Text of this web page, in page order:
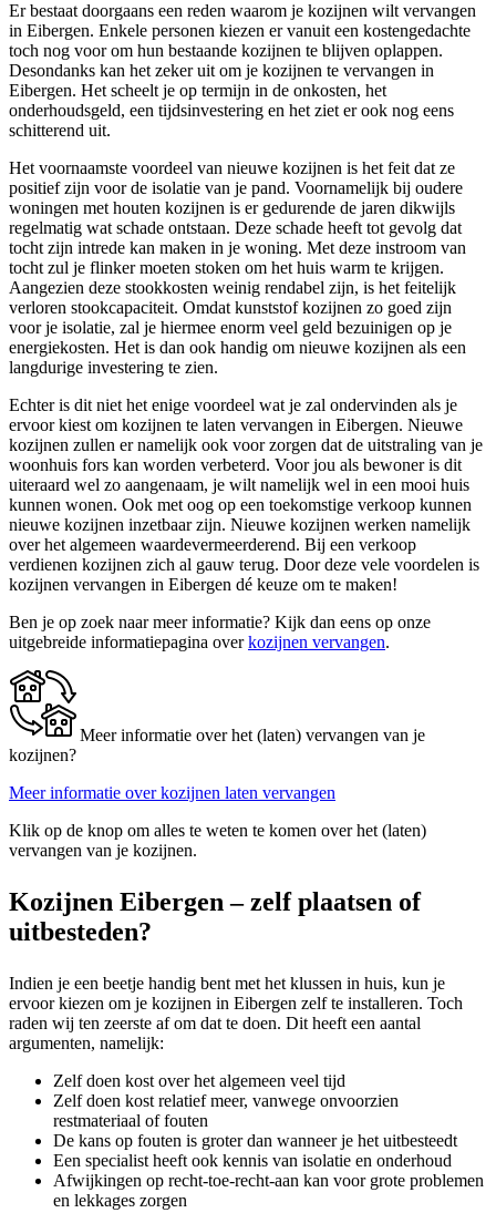
Er bestaat doorgaans een reden waarom je kozijnen wilt vervangen
in Eibergen. Enkele personen kiezen er vanuit een kostengedachte
toch nog voor om hun bestaande kozijnen te blijven oplappen.
Desondanks kan het zeker uit om je kozijnen te vervangen in
Eibergen. Het scheelt je op termijn in de onkosten, het
onderhoudsgeld, een tijdsinvestering en het ziet er ook nog eens
schitterend uit.
Het voornaamste voordeel van nieuwe kozijnen is het feit dat ze
positief zijn voor de isolatie van je pand. Voornamelijk bij oudere
woningen met houten kozijnen is er gedurende de jaren dikwijls
regelmatig wat schade ontstaan. Deze schade heeft tot gevolg dat
tocht zijn intrede kan maken in je woning. Met deze instroom van
tocht zul je flinker moeten stoken om het huis warm te krijgen.
Aangezien deze stookkosten weinig rendabel zijn, is het feitelijk
verloren stookcapaciteit. Omdat kunststof kozijnen zo goed zijn
voor je isolatie, zal je hiermee enorm veel geld bezuinigen op je
energiekosten. Het is dan ook handig om nieuwe kozijnen als een
langdurige investering te zien.
Echter is dit niet het enige voordeel wat je zal ondervinden als je
ervoor kiest om kozijnen te laten vervangen in Eibergen. Nieuwe
kozijnen zullen er namelijk ook voor zorgen dat de uitstraling van je
woonhuis fors kan worden verbeterd. Voor jou als bewoner is dit
uiteraard wel zo aangenaam, je wilt namelijk wel in een mooi huis
kunnen wonen. Ook met oog op een toekomstige verkoop kunnen
nieuwe kozijnen inzetbaar zijn. Nieuwe kozijnen werken namelijk
over het algemeen waardevermeerderend. Bij een verkoop
verdienen kozijnen zich al gauw terug. Door deze vele voordelen is
kozijnen vervangen in Eibergen dé keuze om te maken!
Ben je op zoek naar meer informatie? Kijk dan eens op onze
uitgebreide informatiepagina overkozijnen vervangen.
Meer informatie over het (laten) vervangen van je
kozijnen?
Meer informatie over kozijnen laten vervangen
Klik op de knop om alles te weten te komen over het (laten)
vervangen van je kozijnen.
Kozijnen Eibergen – zelf plaatsen of
uitbesteden?
Indien je een beetje handig bent met het klussen in huis, kun je
ervoor kiezen om je kozijnen in Eibergen zelf te installeren. Toch
raden wij ten zeerste af om dat te doen. Dit heeft een aantal
argumenten, namelijk:
Zelf doen kost over het algemeen veel tijd
Zelf doen kost relatief meer, vanwege onvoorzien
restmateriaal of fouten
De kans op fouten is groter dan wanneer je het uitbesteedt
Een specialist heeft ook kennis van isolatie en onderhoud
Afwijkingen op recht-toe-recht-aan kan voor grote problemen
en lekkages zorgen